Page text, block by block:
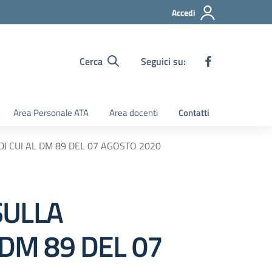
Accedi
Cerca Seguici su:
Area Personale ATA Area docenti Contatti
CUI AL DM 89 DEL 07 AGOSTO 2020
89 DEL 07